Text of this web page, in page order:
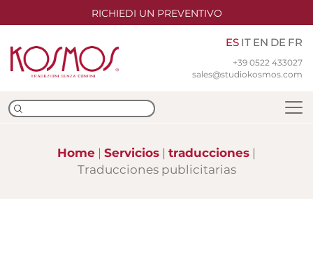
RICHIEDI UN PREVENTIVO
+39 0522 433027
sales@studiokosmos.com
ES IT EN DE FR
Home Servicios
traducciones
Traducciones publicitarias